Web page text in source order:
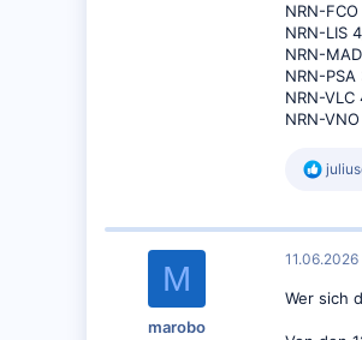
NRN-
NRN-LIS
NRN-
NRN-PSA
NRN-VLC
NRN-
R
k
i
n
M
marobo
11.06.2026
Wer sich